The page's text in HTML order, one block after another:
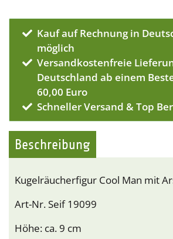
Kauf auf Rechnung in
möglich
Versandkostenfreie
Deutschland ab einem
60,00 Euro
Schneller Versand & Top
Beschreibung
Kugelräucherfigur Cool Man mit
Art-Nr. Seif 19099
Höhe: ca. 9 cm